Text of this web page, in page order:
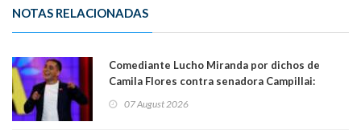
NOTAS RELACIONADAS
Comediante Lucho Miranda por dichos de
Camila Flores contra senadora Campillai:
forma de quitar dignidad"
07 August 2026